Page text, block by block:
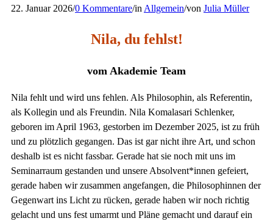
22. Januar 2026/0 Kommentare/in Allgemein/von Julia Müller
Nila, du fehlst!
vom Akademie Team
Nila fehlt und wird uns fehlen. Als Philosophin, als Referentin,
als Kollegin und als Freundin. Nila Komalasari Schlenker,
geboren im April 1963, gestorben im Dezember 2025, ist zu früh
und zu plötzlich gegangen. Das ist gar nicht ihre Art, und schon
deshalb ist es nicht fassbar. Gerade hat sie noch mit uns im
Seminarraum gestanden und unsere Absolvent*innen gefeiert,
gerade haben wir zusammen angefangen, die Philosophinnen der
Gegenwart ins Licht zu rücken, gerade haben wir noch richtig
gelacht und uns fest umarmt und Pläne gemacht und darauf ein